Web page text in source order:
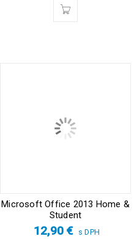
Microsoft Office 2013 Home &
Student
12,90€ s DPH